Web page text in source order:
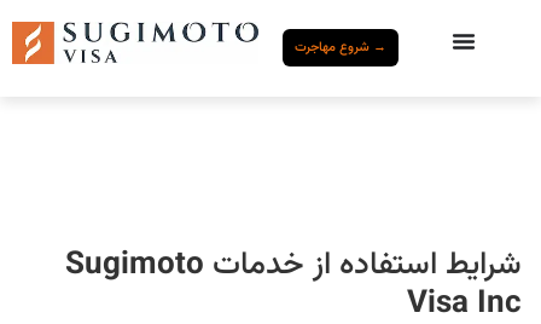
→ شروع مهاجرت
شرایط استفاده از خدمات Sugimoto
Visa Inc